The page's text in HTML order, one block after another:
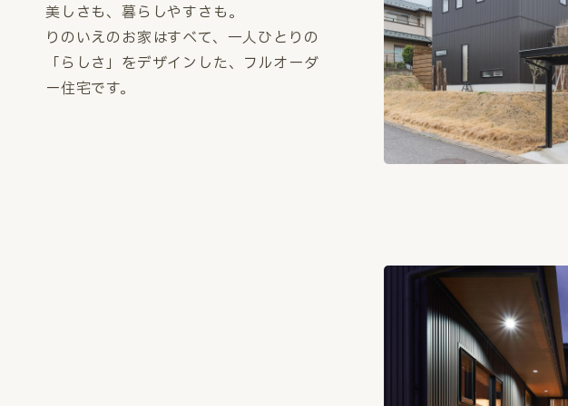
美しさも、暮らしやすさも。
りのいえのお家はすべて、一人ひとりの
「らしさ」をデザインした、フルオーダ
ー住宅です。